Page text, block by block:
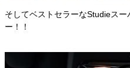
そしてベストセラーなStudieス
ー！！